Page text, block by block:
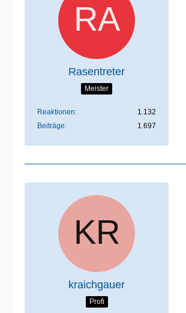
Rasentreter
Meister
Reaktionen
1.132
Beiträge
1.697
kraichgauer
Profi